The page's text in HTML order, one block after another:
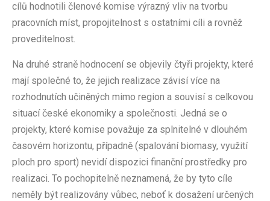
cílů hodnotili členové komise výrazný vliv na tvorbu
pracovních míst, propojitelnost s ostatními cíli a rovněž
proveditelnost.
Na druhé straně hodnocení se objevily čtyři projekty, které
mají společné to, že jejich realizace závisí více na
rozhodnutích učiněných mimo region a souvisí s celkovou
situací české ekonomiky a společnosti. Jedná se o
projekty, které komise považuje za splnitelné v dlouhém
časovém horizontu, případně (spalování biomasy, využití
ploch pro sport) nevidí dispozici finanční prostředky pro
realizaci. To pochopitelně neznamená, že by tyto cíle
neměly být realizovány vůbec, neboť k dosažení určených